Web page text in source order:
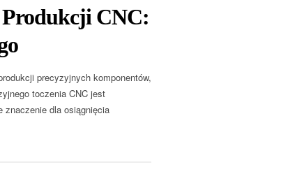
CNC:
precyzyjnych komponentów,
toczenia CNC jest
znaczenie dla osiągnięcia